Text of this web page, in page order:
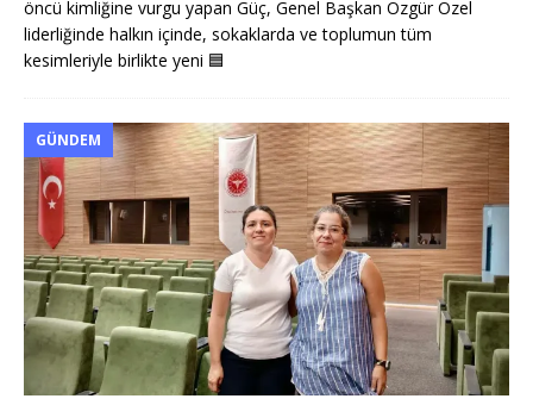
öncü kimliğine vurgu yapan Güç, Genel Başkan Özgür Özel
liderliğinde halkın içinde, sokaklarda ve toplumun tüm
kesimleriyle birlikte yeni 🟦
GÜNDEM